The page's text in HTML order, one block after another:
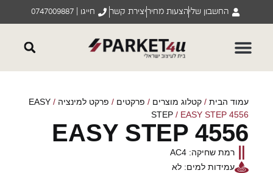
החשבון שליהצעות מחיריצירת קשר חייגו | 0747009887
עמוד הבית/קטלוג מוצרים/פרקטים/פרקט למינציה/
EASY
STEP/ EASY STEP 4556
EASY STEP 4556
רמת שחיקה: AC4
עמידות למים: לא